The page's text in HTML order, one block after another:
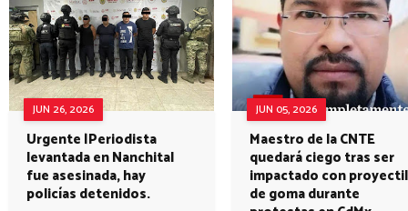
JUN 26, 2026
Urgente |Periodista
levantada en Nanchital
fue asesinada, hay
policías detenidos.
JUN 05, 2026
Maestro de la CNTE
quedará ciego tras ser
impactado con proyectil
de goma durante